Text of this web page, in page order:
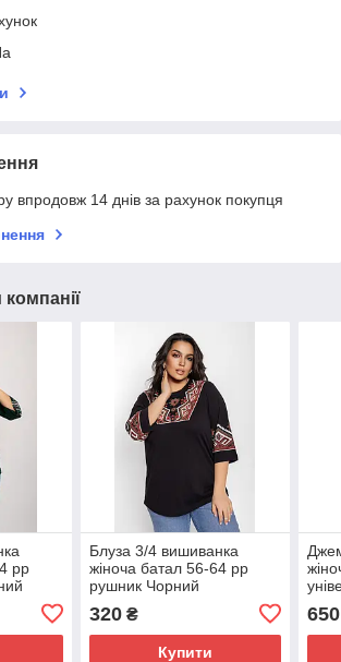
впродовж 14 днів за рахунок покупця
компанії
рр
Блуза 3/4 вишиванка
жіноча батал 56-64 рр
рушник Чорний
320₴
Купити
650